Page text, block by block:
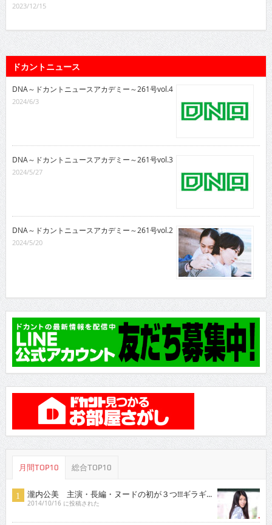
2023/12/15
ドカントニュース
DNA～ドカントニュースアカデミー～261号vol.4
2024/6/3
DNA～ドカントニュースアカデミー～261号vol.3
2024/5/27
DNA～ドカントニュースアカデミー～261号vol.2
2024/5/20
月間TOP10 総合TOP10
瀧内公美 主演・長編・ヌードの初が３つ!!!ギラギ...
2014/10/16 に投稿された